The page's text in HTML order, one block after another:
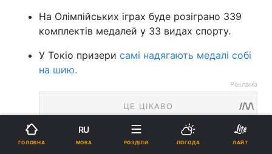
На Олімпійських іграх буде розіграно 339
комплектів медалей у 33 видах спорту.
У Токіо призери самі надягають медалі собі
на шию.
Реклама
ГОЛОВНА
RU
МОВА РОЗДІЛИ ПОГОДА ЛАЙТ